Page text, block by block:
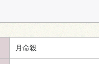
月命殺